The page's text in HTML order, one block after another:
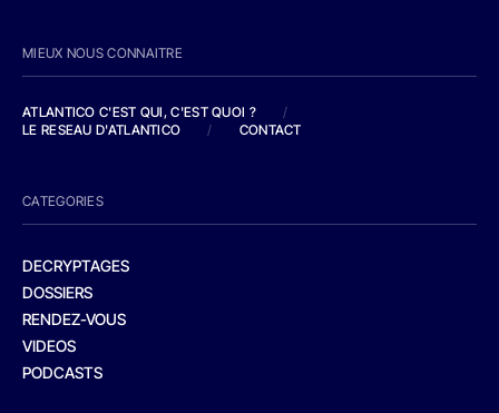
MIEUX NOUS CONNAITRE
ATLANTICO C'EST QUI, C'EST QUOI ?
/
LE RESEAU D'ATLANTICO
/ CONTACT
CATEGORIES
DECRYPTAGES
DOSSIERS
RENDEZ-VOUS
VIDEOS
PODCASTS